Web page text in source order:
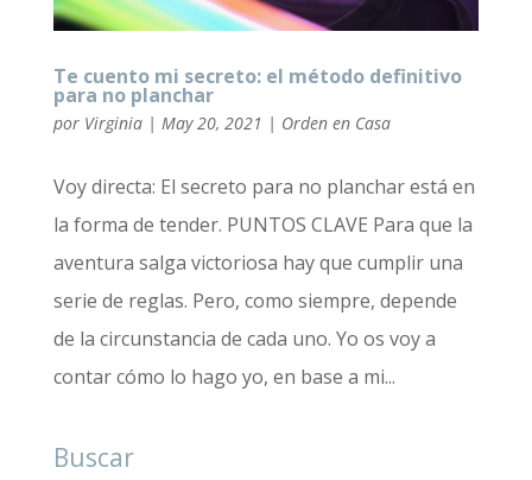
Te cuento mi secreto: el método definitivo
para no planchar
por Virginia| May 20, 2021 | Orden en Casa
Voy directa: El secreto para no planchar está en
la forma de tender. PUNTOS CLAVE Para que la
aventura salga victoriosa hay que cumplir una
serie de reglas. Pero, como siempre, depende
de la circunstancia de cada uno. Yo os voy a
contar cómo lo hago yo, en base a mi...
Buscar